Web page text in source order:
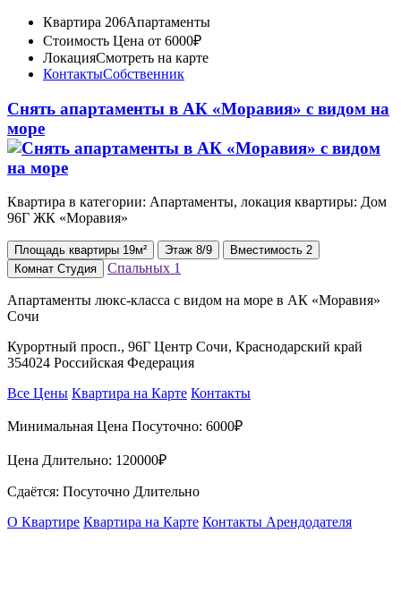
Квартира 206Апартаменты
Стоимость Цена от 6000₽
ЛокацияСмотреть на карте
КонтактыСобственник
Снять апартаменты в АК «Моравия» с видом на
море
Квартира в категории: Апартаменты, локация квартиры: Дом
96Г ЖК «Моравия»
Площадь квартиры 19м² Этаж 8/9 Вместимость 2
Комнат Студия Спальных 1
Апартаменты люкс-класса с видом на море в АК «Моравия»
Сочи
Курортный просп., 96Г Центр Сочи, Краснодарский край
354024 Российская Федерация
Все Цены Квартира на Карте Контакты
Минимальная Цена Посуточно: 6000₽
Цена Длительно: 120000₽
Сдаётся: Посуточно Длительно
О Квартире Квартира на Карте Контакты Арендодателя